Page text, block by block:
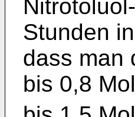
Stunden
dass man
bis 0,8